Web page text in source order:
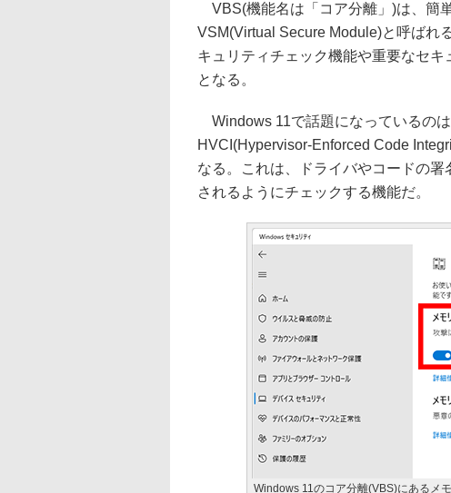
VBS(機能名は「コア分離」)は、簡
VSM(Virtual Secure Module)と呼ばれ
キュリティチェック機能や重要なセ
となる。
Windows 11で話題になっているの
HVCI(Hypervisor-Enforced Code
なる。これは、ドライバやコードの
されるようにチェックする機能だ。
Windows 11のコア分離(VBS)にあるメ